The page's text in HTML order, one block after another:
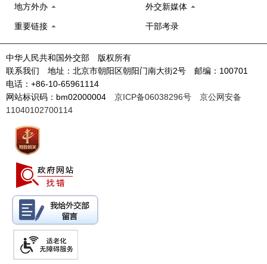
地方外办 外交新媒体
重要链接 干部考录
中华人民共和国外交部 版权所有
联系我们 地址：北京市朝阳区朝阳门南大街2号 邮编：100701
电话：+86-10-65961114
网站标识码：bm02000004 京ICP备06038296号
京公网安备
11040102700114